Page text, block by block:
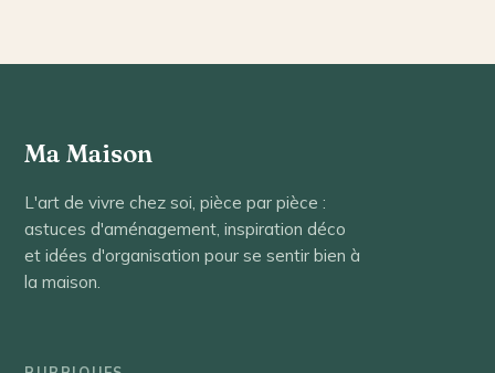
Ma Maison
L'art de vivre chez soi, pièce par pièce :
astuces d'aménagement, inspiration déco
et idées d'organisation pour se sentir bien à
la maison.